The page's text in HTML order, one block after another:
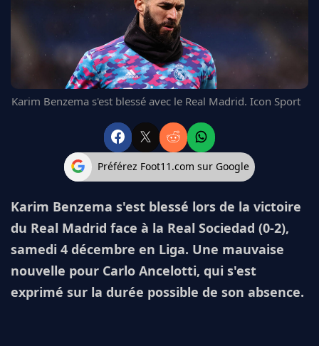
REAL MADRID
MANCHESTER UNITED
CHELSEA
ARSENAL
BAYERN
L'AVIS DE LA RÉDAC'
Karim Benzema s'est blessé avec le Real Madrid. Icon Sport
Préférez Foot11.com sur Google
Karim Benzema s'est blessé lors de la victoire
du Real Madrid face à la Real Sociedad (0-2),
samedi 4 décembre en Liga. Une mauvaise
nouvelle pour Carlo Ancelotti, qui s'est
exprimé sur la durée possible de son absence.